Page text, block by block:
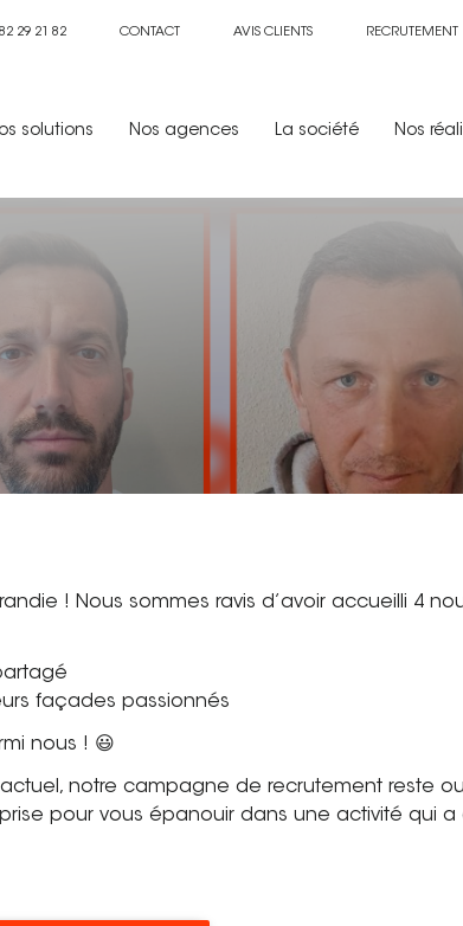
82 29 21 82 CONTACT AVIS CLIENTS RECRUTEMENT
solutions Nos agences La société Nos
! Nous sommes ravis d’avoir accueilli 4
façades passionnés
nous ! 😃
notre campagne de recrutement reste
pour vous épanouir dans une activité qui a